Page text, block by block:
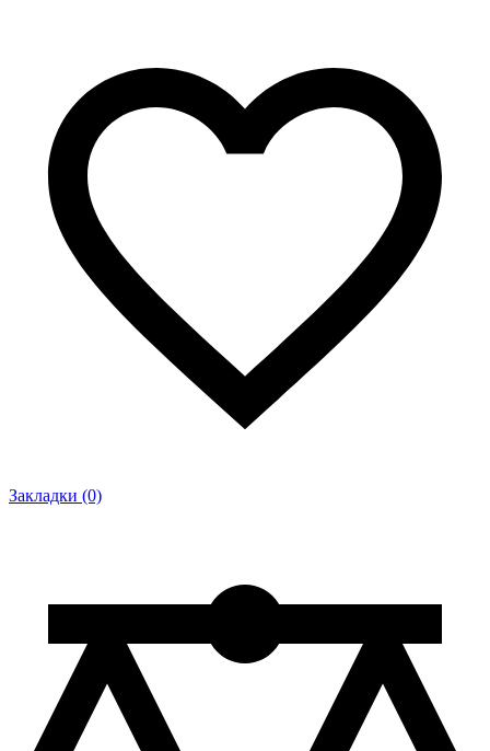
Закладки (0)